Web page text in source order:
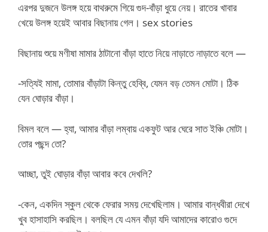
এরপর দুজনে উলঙ্গ হয়ে বাথরুমে গিয়ে গুদ-বাঁড়া ধুয়ে নেয়। রাতের খাবার
খেয়ে উলঙ্গ হয়েই আবার বিছানায় গেল। sex stories
বিছানায় শুয়ে মণীষা মামার ঠাটানো বাঁড়া হাতে নিয়ে নাড়াতে নাড়াতে বলে —
-সত্যিই মামা, তোমার বাঁড়াটা কিন্তু হেব্বি, যেমন বড় তেমন মোটা। ঠিক
যেন ঘোড়ার বাঁড়া।
বিমল বলে — হ্যা, আমার বাঁড়া লম্বায় একফুট আর ঘেরে সাত ইঞ্চি মোটা।
তোর পছন্দ তো?
আচ্ছা, তুই ঘোড়ার বাঁড়া আবার কবে দেখলি?
-কেন, একদিন স্কুল থেকে ফেরার সময় দেখেছিলাম। আমার বান্ধবীরা দেখে
খুব হাসাহাসি করছিল। বলছিল যে এমন বাঁড়া যদি আমাদের কারোও গুদে